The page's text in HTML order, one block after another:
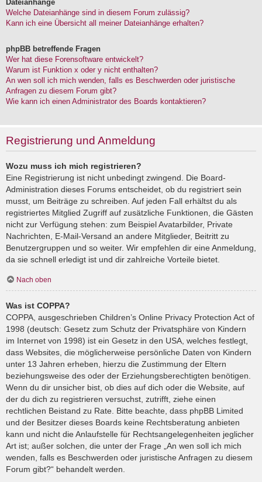
Dateianhänge
Welche Dateianhänge sind in diesem Forum zulässig?
Kann ich eine Übersicht all meiner Dateianhänge erhalten?
phpBB betreffende Fragen
Wer hat diese Forensoftware entwickelt?
Warum ist Funktion x oder y nicht enthalten?
An wen soll ich mich wenden, falls es Beschwerden oder juristische
Anfragen zu diesem Forum gibt?
Wie kann ich einen Administrator des Boards kontaktieren?
Registrierung und Anmeldung
Wozu muss ich mich registrieren?
Eine Registrierung ist nicht unbedingt zwingend. Die Board-
Administration dieses Forums entscheidet, ob du registriert sein
musst, um Beiträge zu schreiben. Auf jeden Fall erhältst du als
registriertes Mitglied Zugriff auf zusätzliche Funktionen, die Gästen
nicht zur Verfügung stehen: zum Beispiel Avatarbilder, Private
Nachrichten, E-Mail-Versand an andere Mitglieder, Beitritt zu
Benutzergruppen und so weiter. Wir empfehlen dir eine Anmeldung,
da sie schnell erledigt ist und dir zahlreiche Vorteile bietet.
Nach oben
Was ist COPPA?
COPPA, ausgeschrieben Children’s Online Privacy Protection Act of
1998 (deutsch: Gesetz zum Schutz der Privatsphäre von Kindern
im Internet von 1998) ist ein Gesetz in den USA, welches festlegt,
dass Websites, die möglicherweise persönliche Daten von Kindern
unter 13 Jahren erheben, hierzu die Zustimmung der Eltern
beziehungsweise des oder der Erziehungsberechtigten benötigen.
Wenn du dir unsicher bist, ob dies auf dich oder die Website, auf
der du dich zu registrieren versuchst, zutrifft, ziehe einen
rechtlichen Beistand zu Rate. Bitte beachte, dass phpBB Limited
und der Besitzer dieses Boards keine Rechtsberatung anbieten
kann und nicht die Anlaufstelle für Rechtsangelegenheiten jeglicher
Art ist; außer solchen, die unter der Frage „An wen soll ich mich
wenden, falls es Beschwerden oder juristische Anfragen zu diesem
Forum gibt?“ behandelt werden.